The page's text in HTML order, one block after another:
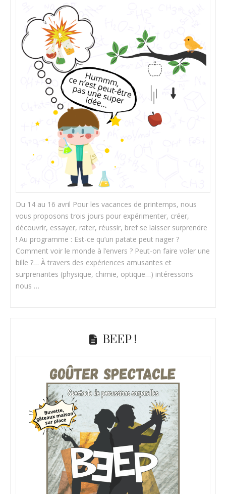
Du 14 au 16 avril Pour les vacances de printemps, nous
vous proposons trois jours pour expérimenter, créer,
découvrir, essayer, rater, réussir, bref se laisser surprendre
! Au programme : Est-ce qu’un patate peut nager ?
Comment voir le monde à l’envers ? Peut-on faire voler une
bille ?… À travers des expériences amusantes et
surprenantes (physique, chimie, optique…) intéressons
nous …
BEEP !